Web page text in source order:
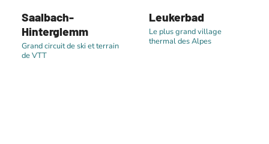
Saalbach-
Hinterglemm
Grand circuit de ski et terrain
de VTT
Leukerbad
Le plus grand village
thermal des Alpes